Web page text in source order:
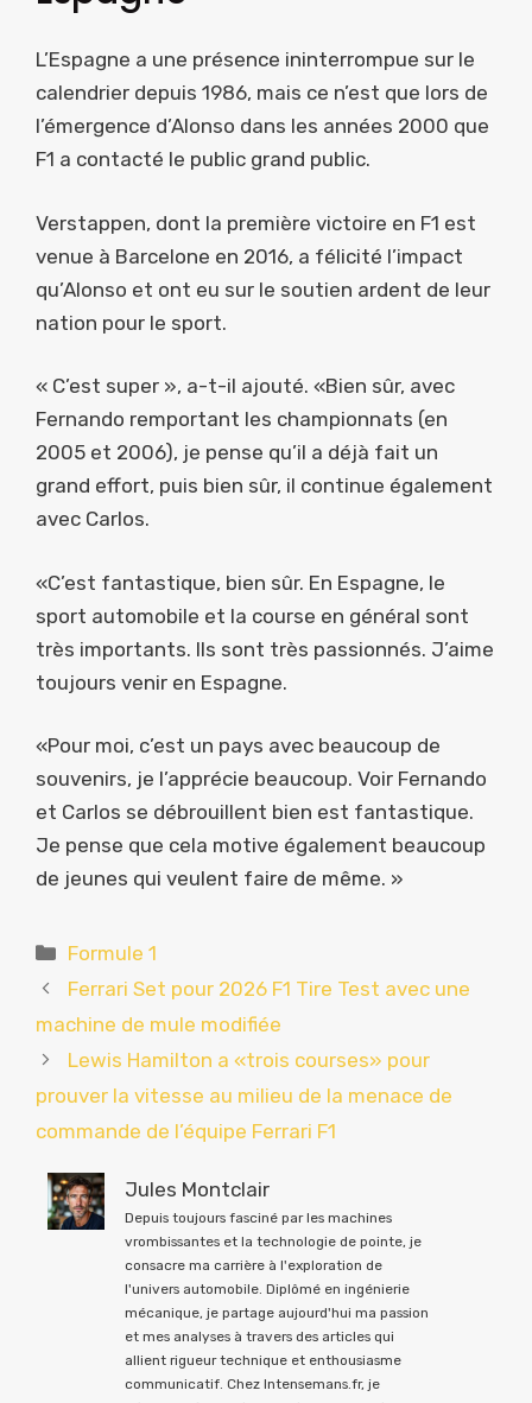
L’Espagne a une présence ininterrompue sur le
calendrier depuis 1986, mais ce n’est que lors de
l’émergence d’Alonso dans les années 2000 que
F1 a contacté le public grand public.
Verstappen, dont la première victoire en F1 est
venue à Barcelone en 2016, a félicité l’impact
qu’Alonso et ont eu sur le soutien ardent de leur
nation pour le sport.
« C’est super », a-t-il ajouté. «Bien sûr, avec
Fernando remportant les championnats (en
2005 et 2006), je pense qu’il a déjà fait un
grand effort, puis bien sûr, il continue également
avec Carlos.
«C’est fantastique, bien sûr. En Espagne, le
sport automobile et la course en général sont
très importants. Ils sont très passionnés. J’aime
toujours venir en Espagne.
«Pour moi, c’est un pays avec beaucoup de
souvenirs, je l’apprécie beaucoup. Voir Fernando
et Carlos se débrouillent bien est fantastique.
Je pense que cela motive également beaucoup
de jeunes qui veulent faire de même. »
Catégories
Formule 1
Ferrari Set pour 2026 F1 Tire Test avec une
machine de mule modifiée
Lewis Hamilton a «trois courses» pour
prouver la vitesse au milieu de la menace de
commande de l’équipe Ferrari F1
Jules Montclair
Depuis toujours fasciné par les machines
vrombissantes et la technologie de pointe, je
consacre ma carrière à l'exploration de
l'univers automobile. Diplômé en ingénierie
mécanique, je partage aujourd'hui ma passion
et mes analyses à travers des articles qui
allient rigueur technique et enthousiasme
communicatif. Chez Intensemans.fr, je